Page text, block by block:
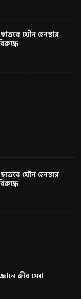
ছাত্রকে যৌন হেনস্থার
ছাত্রকে যৌন হেনস্থার
জীব সেবা